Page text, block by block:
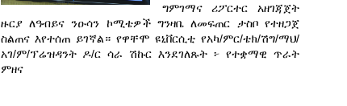
ግምገማና ሪፖርተር አዘገጃጀት
ዙርያ ለዓብይና ንዑሳን ኮሚቴዎች ግንዛቤ ለመፍጠር ታስቦ የተዘጋጀ
ስልጠና እየተሰጠ ይገኛል። የዋቸሞ ዩኒቨርሲቲ የአካ/ምር/ቴክ/ሽግ/ማህ/
አገ/ም/ፕሬዝዳንት ዶ/ር ሳራ ሽኩር እንደገለጹት ፦ የተቋማዊ ጥራት
ምዘና